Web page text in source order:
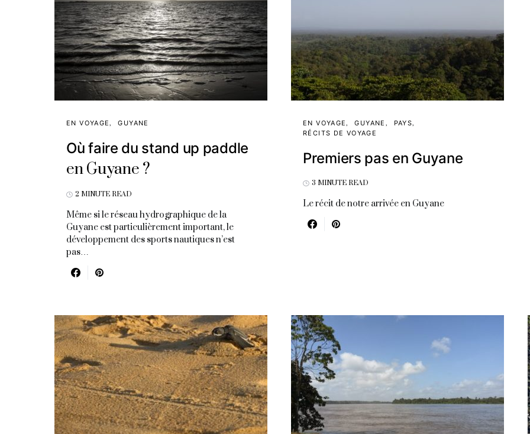
EN VOYAGE GUYANE
Où faire du stand up paddle
en Guyane ?
2 MINUTE READ
Même si le réseau hydrographique de la
Guyane est particulièrement important, le
développement des sports nautiques n’est
pas…
EN VOYAGE GUYANE
PAYS
RÉCITS DE VOYAGE
Premiers pas en Guyane
3 MINUTE READ
Le récit de notre arrivée en Guyane